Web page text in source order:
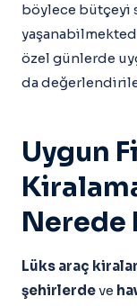
böylece bütçeyi
özel günlerde
da
Uygun
Nerede
Lüks araç
şehirlerdeve